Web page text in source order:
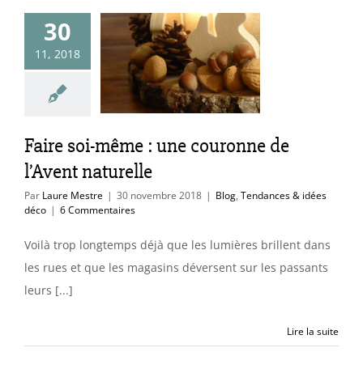
30
11, 2018
même :
de
naturelle
Faire soi-même : une couronne de
l’Avent naturelle
Par Laure Mestre | 30 novembre 2018 | Blog, Tendances & idées
déco | 6 Commentaires
Voilà trop longtemps déjà que les lumières brillent dans
les rues et que les magasins déversent sur les passants
leurs [...]
Lire la suite